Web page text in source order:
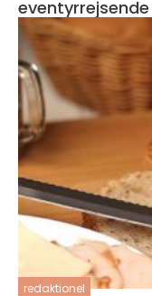
redaktionel